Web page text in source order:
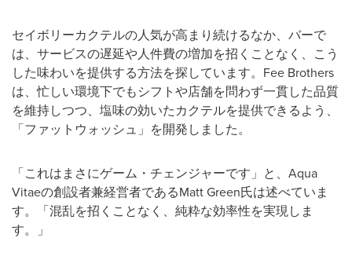
セイボリーカクテルの人気が高まり続けるなか、バーで
は、サービスの遅延や人件費の増加を招くことなく、こう
した味わいを提供する方法を探しています。Fee Brothers
は、忙しい環境下でもシフトや店舗を問わず一貫した品質
を維持しつつ、塩味の効いたカクテルを提供できるよう、
「ファットウォッシュ」を開発しました。
「これはまさにゲーム・チェンジャーです」と、Aqua
Vitaeの創設者兼経営者であるMatt Green氏は述べていま
す。「混乱を招くことなく、純粋な効率性を実現しま
す。」